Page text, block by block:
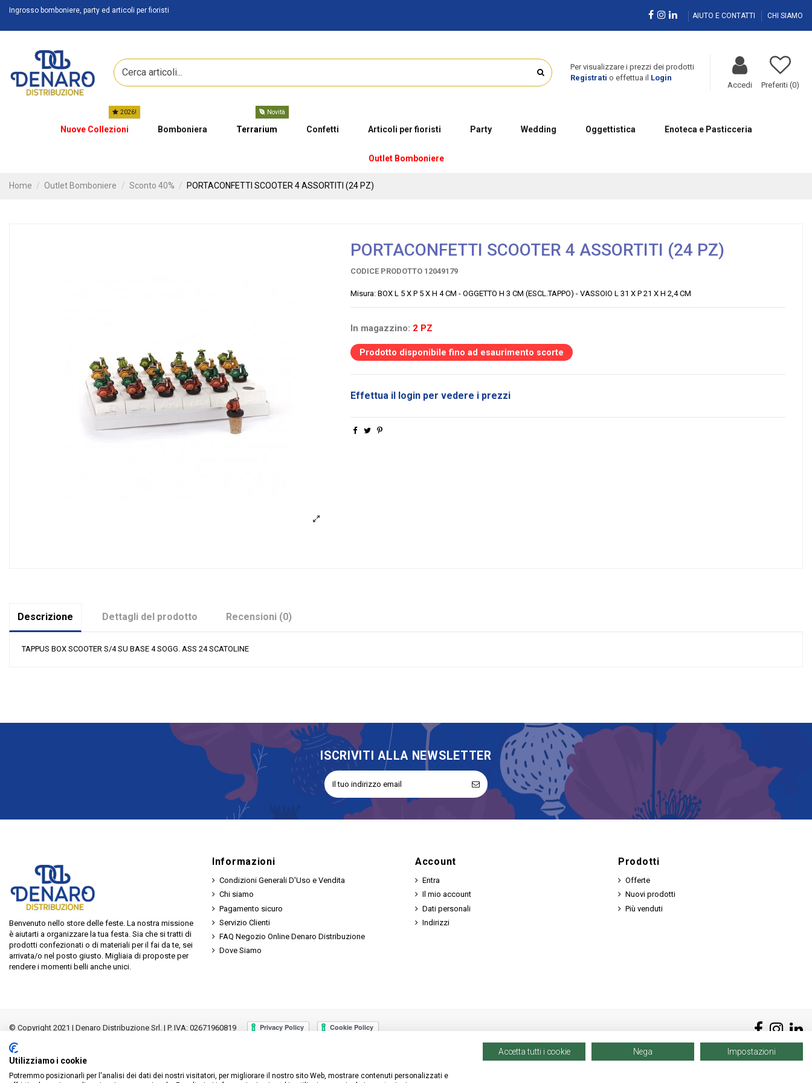
Ingrosso bomboniere, party ed articoli per fioristi
AIUTO E CONTATTI CHI SIAMO
Per visualizzare i prezzi dei prodotti
Registrati o effettua il Login
Accedi Preferiti (0)
Nuove Collezioni
2026!
Bomboniera Terrarium
Novità
Confetti Articoli per fioristi Party Wedding Oggettistica Enoteca e Pasticceria
Outlet Bomboniere
Home Outlet Bomboniere Sconto 40% PORTACONFETTI SCOOTER 4 ASSORTITI (24 PZ)
PORTACONFETTI SCOOTER 4 ASSORTITI (24 PZ)
CODICE PRODOTTO 12049179
Misura: BOX L 5 X P 5 X H 4 CM - OGGETTO H 3 CM (ESCL.TAPPO) - VASSOIO L 31 X P 21 X H 2,4 CM
In magazzino: 2 PZ
Prodotto disponibile fino ad esaurimento scorte
Effettua il login per vedere i prezzi
Descrizione Dettagli del prodotto Recensioni (0)
TAPPUS BOX SCOOTER S/4 SU BASE 4 SOGG. ASS 24 SCATOLINE
ISCRIVITI ALLA NEWSLETTER
Benvenuto nello store delle feste. La nostra missione
è aiutarti a organizzare la tua festa. Sia che si tratti di
prodotti confezionati o di materiali per il fai da te, sei
arrivata/o nel posto giusto. Migliaia di proposte per
rendere i momenti belli anche unici.
Informazioni
Condizioni Generali D'Uso e Vendita
Chi siamo
Pagamento sicuro
Servizio Clienti
FAQ Negozio Online Denaro Distribuzione
Dove Siamo
Account
Entra
Il mio account
Dati personali
Indirizzi
Prodotti
Offerte
Nuovi prodotti
Più venduti
© Copyright 2021 | Denaro Distribuzione Srl. | P. IVA: 02671960819
Utilizziamo i cookie
Potremmo posizionarli per l'analisi dei dati dei nostri visitatori, per migliorare il nostro sito Web, mostrare contenuti personalizzati e
Accetta tutti i cookie Nega Impostazioni